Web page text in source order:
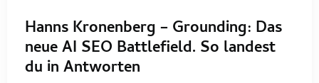
Hanns Kronenberg – Grounding: Das
neue AI SEO Battlefield. So landest
du in Antworten